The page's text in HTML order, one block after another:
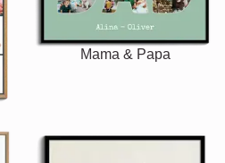
Mama & Papa